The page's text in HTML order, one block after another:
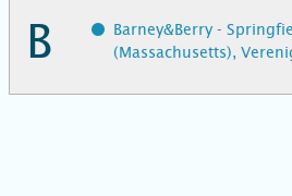
B
Barney&Berry -
(Massachusetts),